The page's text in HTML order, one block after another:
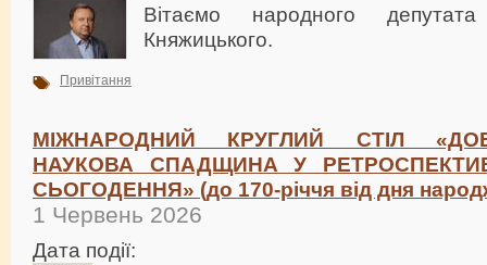
Вітаємо народного
Княжицького.
Привітання
МІЖНАРОДНИЙ КРУГЛИЙ СТІЛ
НАУКОВА СПАДЩИНА У
СЬОГОДЕННЯ» (до 170-річчя від дня
1 Червень 2026
Дата події: